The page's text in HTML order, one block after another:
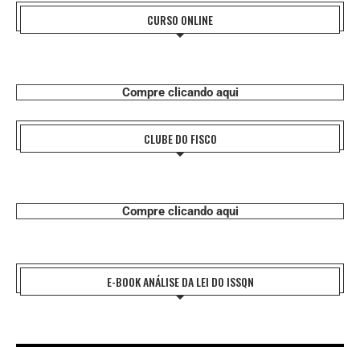
CURSO ONLINE
Compre clicando aqui
CLUBE DO FISCO
Compre clicando aqui
E-BOOK ANÁLISE DA LEI DO ISSQN